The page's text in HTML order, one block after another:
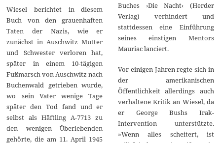
Wiesel berichtet in diesem
Buch von den grauenhaften
Taten der Nazis, wie er
zunächst in Auschwitz Mutter
und Schwester verloren hat,
später in einem 10-tägigen
Fußmarsch von Auschwitz nach
Buchenwald getrieben wurde,
wo sein Vater wenige Tage
später den Tod fand und er
selbst als Häftling A-7713 zu
den wenigen Überlebenden
gehörte, die am 11. April 1945
Buches ›Die Nacht‹ (Herder
Verlag) verhindert und
stattdessen eine Einführung
seines einstigen Mentors
Mauriac lanciert.
Vor einigen Jahren regte sich in
der amerikanischen
Öffentlichkeit allerdings auch
verhaltene Kritik an Wiesel, da
er George Bushs Irak-
Intervention unterstützte.
»Wenn alles scheitert, ist